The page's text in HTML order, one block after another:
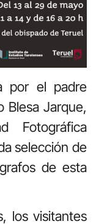
por el padre
Blesa Jarque,
Fotográfica
selección de
de esta
los visitantes